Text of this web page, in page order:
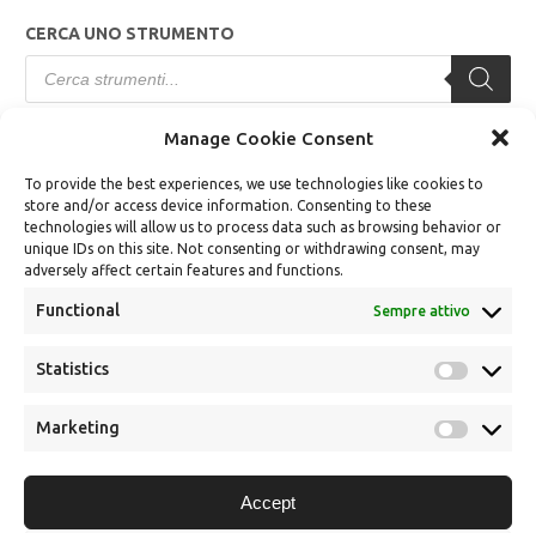
Manage Cookie Consent
To provide the best experiences, we use technologies like cookies to
store and/or access device information. Consenting to these
technologies will allow us to process data such as browsing behavior or
unique IDs on this site. Not consenting or withdrawing consent, may
adversely affect certain features and functions.
Functional Sempre attivo
Statistics
Statistics
Marketing
Accept
CERCA UNO STRUMENTO
Products
search
TERMINI E CONDIZIONI
Modalità di Vendita
Modalità di Pagamento
Dichiarazione sulla Privacy (UE)